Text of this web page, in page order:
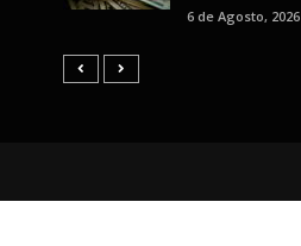
6 de Agosto, 2026